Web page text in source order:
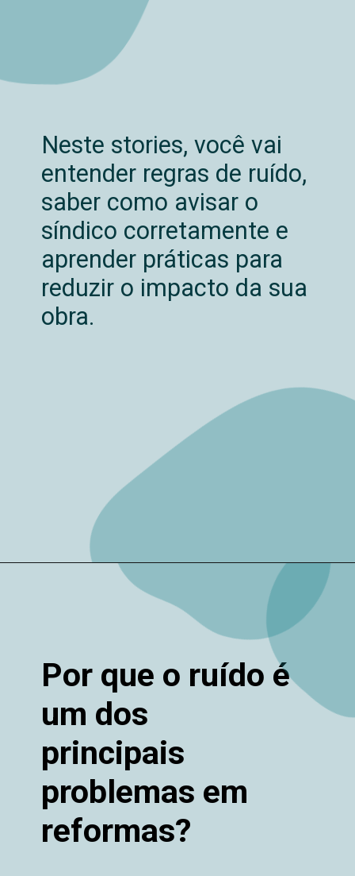
Neste stories, você vai
entender regras de ruído,
saber como avisar o
síndico corretamente e
aprender práticas para
reduzir o impacto da sua
obra.
Por que o ruído é
um dos
principais
problemas em
reformas?